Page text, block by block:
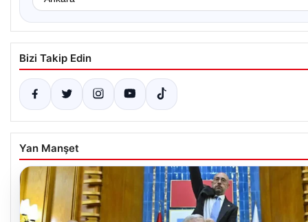
Bizi Takip Edin
Yan Manşet